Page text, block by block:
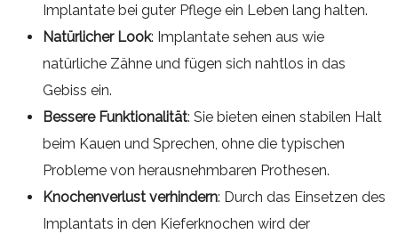
Implantate bei guter Pflege ein Leben lang halten.
Natürlicher Look: Implantate sehen aus wie
natürliche Zähne und fügen sich nahtlos in das
Gebiss ein.
Bessere Funktionalität: Sie bieten einen stabilen Halt
beim Kauen und Sprechen, ohne die typischen
Probleme von herausnehmbaren Prothesen.
Knochenverlust verhindern: Durch das Einsetzen des
Implantats in den Kieferknochen wird der